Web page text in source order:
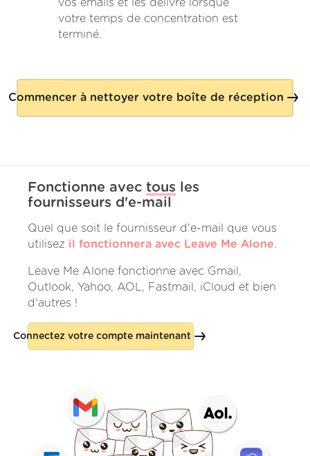
vos emails et les délivre lorsque
votre temps de concentration est
terminé.
Commencer à nettoyer votre boîte de réception
Fonctionne avec tous
les
fournisseurs d'e-mail
Quel que soit le fournisseur d'e-mail que vous
utilisez il fonctionnera avec Leave Me Alone.
Leave Me Alone fonctionne avec Gmail,
Outlook, Yahoo, AOL, Fastmail, iCloud et bien
d'autres !
Connectez votre compte maintenant